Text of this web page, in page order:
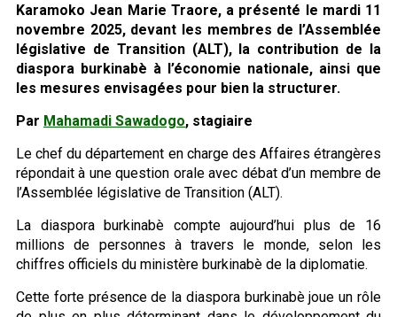
Karamoko Jean Marie Traore, a présenté le mardi 11
novembre 2025, devant les membres de l’Assemblée
législative de Transition (ALT), la contribution de la
diaspora burkinabè à l’économie nationale, ainsi que
les mesures envisagées pour bien la structurer.
Par Mahamadi Sawadogo, stagiaire
Le chef du département en charge des Affaires étrangères
répondait à une question orale avec débat d’un membre de
l’Assemblée législative de Transition (ALT).
La diaspora burkinabè compte aujourd’hui plus de 16
millions de personnes à travers le monde, selon les
chiffres officiels du ministère burkinabè de la diplomatie.
Cette forte présence de la diaspora burkinabè joue un rôle